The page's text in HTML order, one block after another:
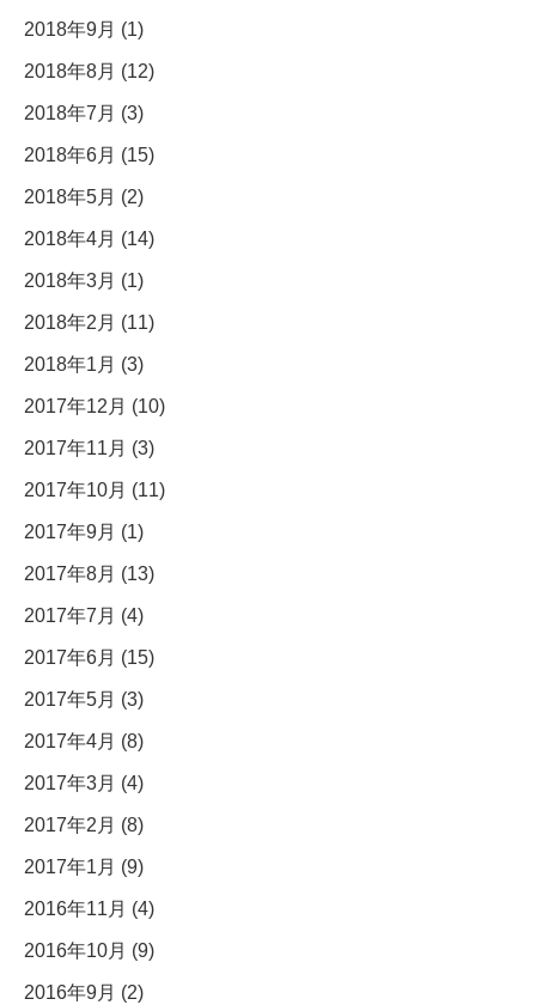
2018年9月 (1)
2018年8月 (12)
2018年7月 (3)
2018年6月 (15)
2018年5月 (2)
2018年4月 (14)
2018年3月 (1)
2018年2月 (11)
2018年1月 (3)
2017年12月 (10)
2017年11月 (3)
2017年10月 (11)
2017年9月 (1)
2017年8月 (13)
2017年7月 (4)
2017年6月 (15)
2017年5月 (3)
2017年4月 (8)
2017年3月 (4)
2017年2月 (8)
2017年1月 (9)
2016年11月 (4)
2016年10月 (9)
2016年9月 (2)